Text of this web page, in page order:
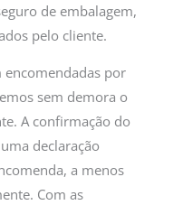
de embalagem,
pelo cliente.
encomendadas por
sem demora o
A confirmação do
declaração
a menos
Com as